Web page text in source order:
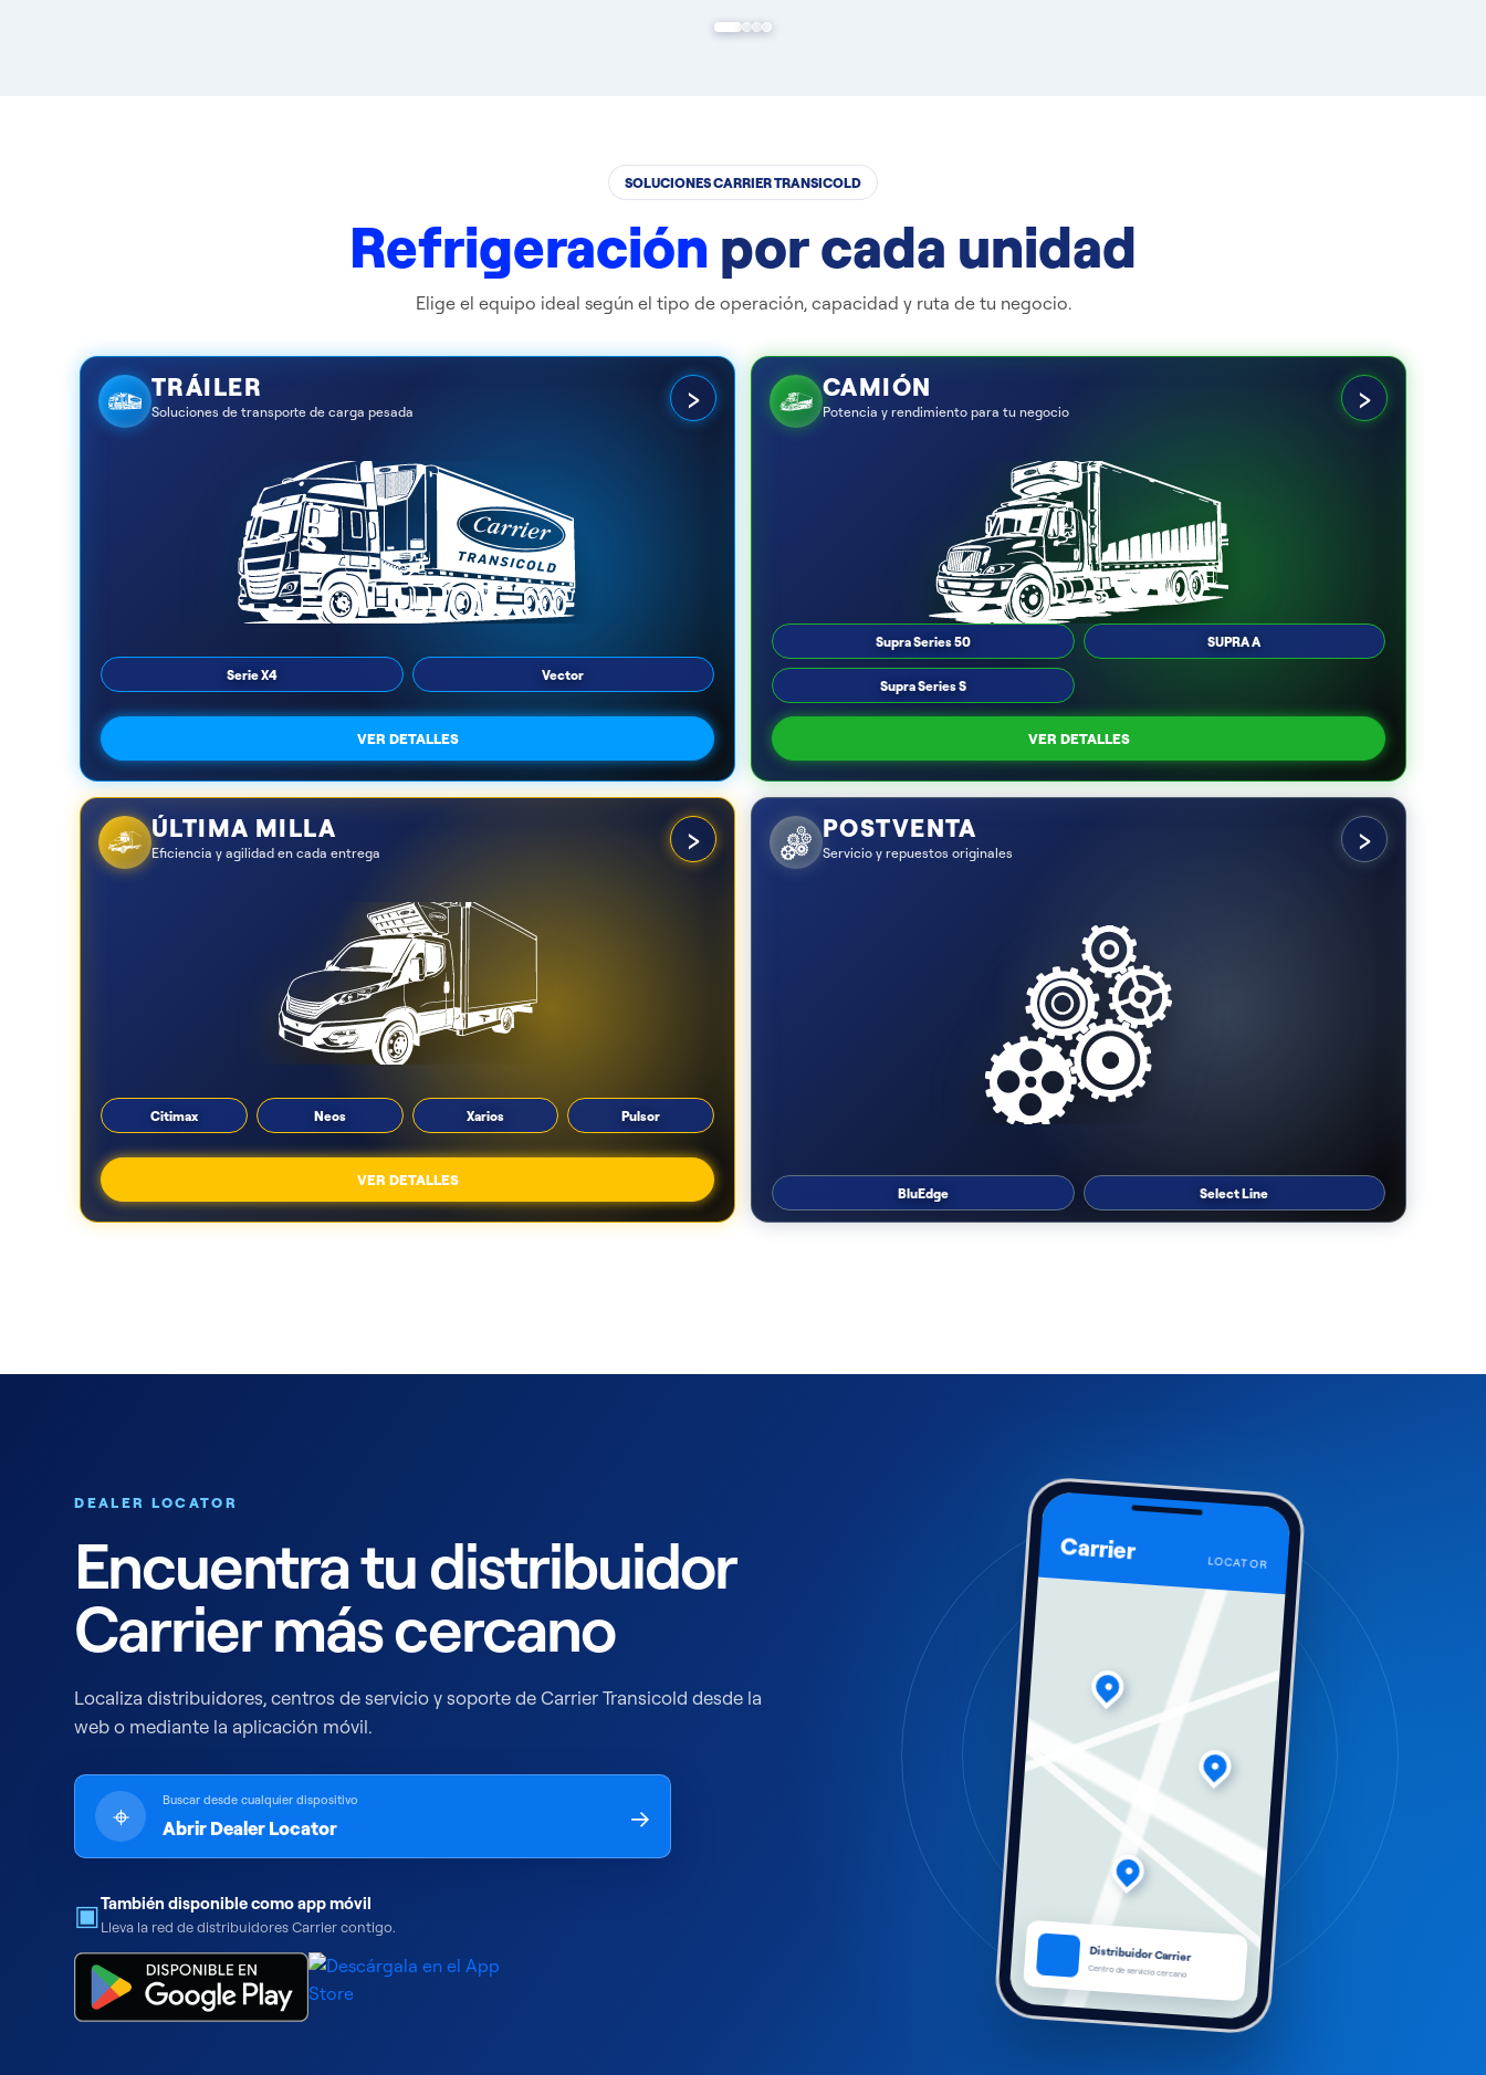
SOLUCIONES CARRIER TRANSICOLD
Refrigeración por cada unidad
Elige el equipo ideal según el tipo de operación, capacidad y ruta de tu negocio.
TRÁILER
Soluciones de transporte de carga pesada ›
Serie X4 Vector
VER DETALLES
CAMIÓN
Potencia y rendimiento para tu negocio ›
Supra Series 50 SUPRA A
Supra Series S
VER DETALLES
ÚLTIMA MILLA
Eficiencia y agilidad en cada entrega ›
Citimax Neos Xarios Pulsor
VER DETALLES
POSTVENTA
Servicio y repuestos originales ›
BluEdge Select Line
DEALER LOCATOR
Encuentra tu distribuidor
Carrier más cercano
Localiza distribuidores, centros de servicio y soporte de Carrier Transicold desde la
web o mediante la aplicación móvil.
⌖ Buscar desde cualquier dispositivo
Abrir Dealer Locator →
▣También disponible como app móvil
Lleva la red de distribuidores Carrier contigo.
Carrier LOCATOR
●
●
●
Distribuidor Carrier
Centro de servicio cercano